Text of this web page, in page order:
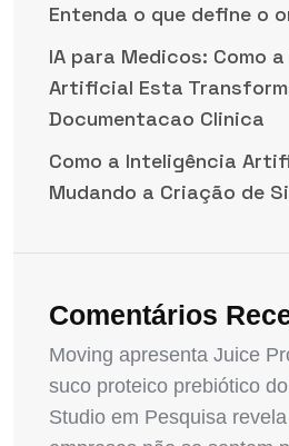
Entenda o que define o
IA para Medicos: Como
Artificial Esta
Documentacao Clinica
Como a Inteligência
Mudando a Criação de
Comentários
Moving apresenta Juice
suco proteico prebiótico
Studio em Pesquisa